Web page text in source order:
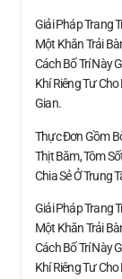
Giải Pháp Trang
Một Khăn Trải
Cách Bố Trí Này
Khí Riêng Tư
Gian.
Thực Đơn Gồm
Thịt Băm, Tôm
Chia Sẻ Ở Trung
Giải Pháp Trang
Một Khăn Trải
Cách Bố Trí Này
Khí Riêng Tư